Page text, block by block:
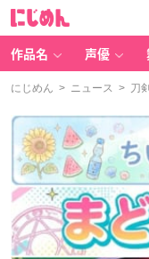
作品名 声優
にじめん > ニュース > 刀